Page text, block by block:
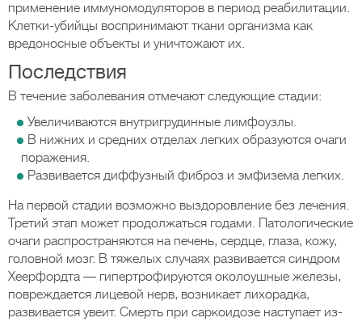
применение иммуномодуляторов в период реабилитации.
Клетки-убийцы воспринимают ткани организма как
вредоносные объекты и уничтожают их.
Последствия
В течение заболевания отмечают следующие стадии:
Увеличиваются внутригрудинные лимфоузлы.
В нижних и средних отделах легких образуются очаги
поражения.
Развивается диффузный фиброз и эмфизема легких.
На первой стадии возможно выздоровление без лечения.
Третий этап может продолжаться годами. Патологические
очаги распространяются на печень, сердце, глаза, кожу,
головной мозг. В тяжелых случаях развивается синдром
Хеерфордта — гипертрофируются околоушные железы,
повреждается лицевой нерв, возникает лихорадка,
развивается увеит. Смерть при саркоидозе наступает из-